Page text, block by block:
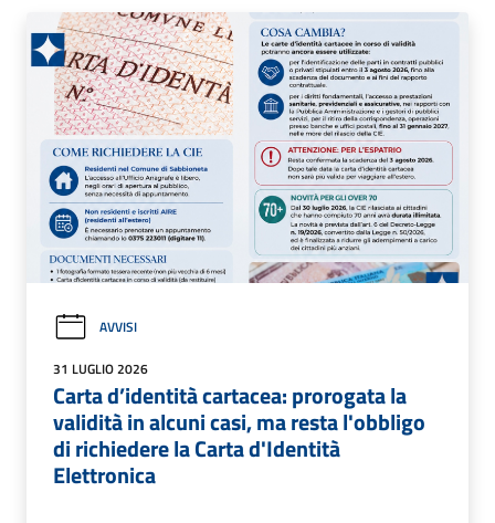
AVVISI
31 LUGLIO 2026
Carta d’identità cartacea: prorogata la
validità in alcuni casi, ma resta l'obbligo
di richiedere la Carta d'Identità
Elettronica